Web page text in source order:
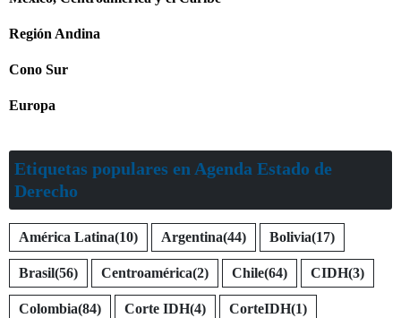
Región Andina
Cono Sur
Europa
Etiquetas populares en Agenda Estado de
Derecho
América Latina(10) Argentina(44) Bolivia(17)
Brasil(56) Centroamérica(2) Chile(64) CIDH(3)
Colombia(84) Corte IDH(4) CorteIDH(1)